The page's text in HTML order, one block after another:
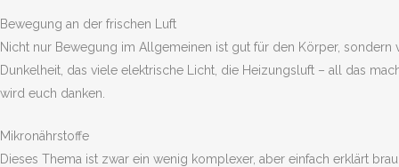
Bewegung an der frischen Luft
Nicht nur Bewegung im Allgemeinen ist gut für den Körper,
Dunkelheit, das viele elektrische Licht, die Heizungsluft – all das
wird euch danken.
Mikronährstoffe
Dieses Thema ist zwar ein wenig komplexer, aber einfach erklärt